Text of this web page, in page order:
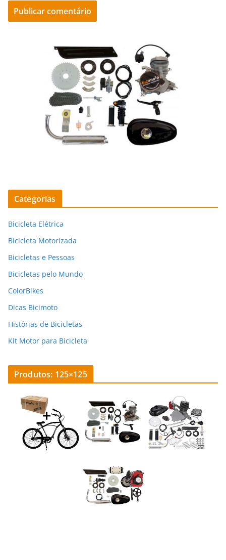
Categorias
Bicicleta Elétrica
Bicicleta Motorizada
Bicicletas e Pessoas
Bicicletas pelo Mundo
ColorBikes
Dicas Bicimoto
Histórias de Bicicletas
Kit Motor para Bicicleta
Produtos: 125×125